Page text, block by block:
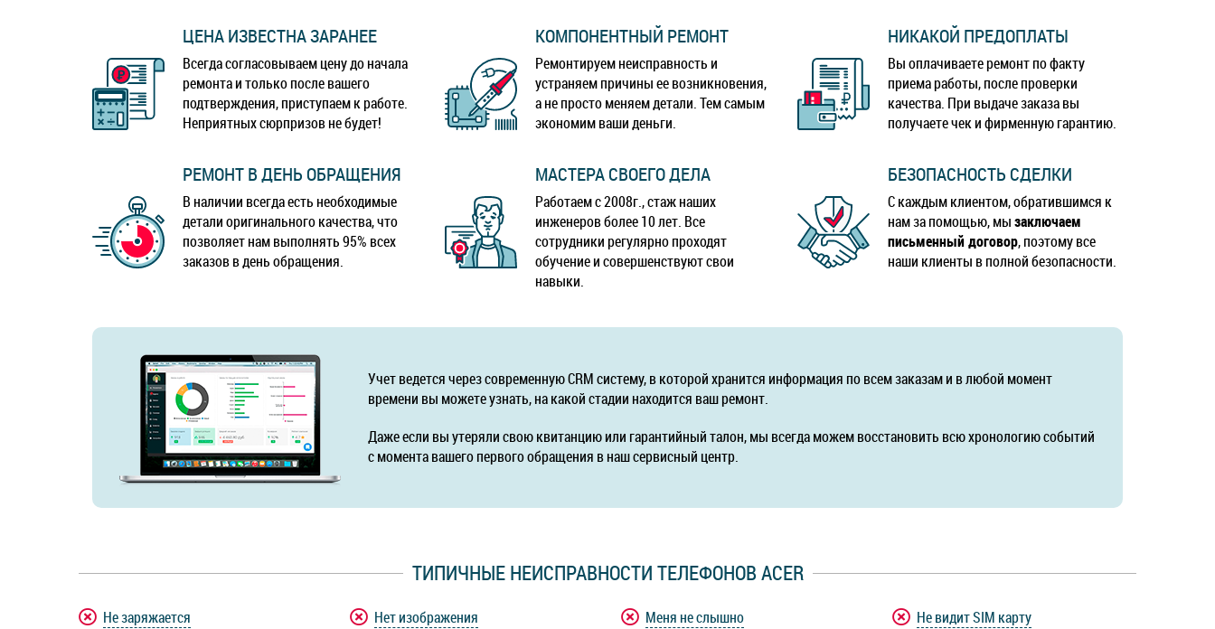
ЦЕНА ИЗВЕСТНА ЗАРАНЕЕ
Всегда согласовываем цену до начала
ремонта и только после вашего
подтверждения, приступаем к работе.
Неприятных сюрпризов не будет!
КОМПОНЕНТНЫЙ РЕМОНТ
Ремонтируем неисправность и
устраняем причины ее возникновения,
а не просто меняем детали. Тем самым
экономим ваши деньги.
НИКАКОЙ ПРЕДОПЛАТЫ
Вы оплачиваете ремонт по факту
приема работы, после проверки
качества. При выдаче заказа вы
получаете чек и фирменную гарантию.
РЕМОНТ В ДЕНЬ ОБРАЩЕНИЯ
В наличии всегда есть необходимые
детали оригинального качества, что
позволяет нам выполнять 95% всех
заказов в день обращения.
МАСТЕРА СВОЕГО ДЕЛА
Работаем с 2008г., стаж наших
инженеров более 10 лет. Все
сотрудники регулярно проходят
обучение и совершенствуют свои
навыки.
БЕЗОПАСНОСТЬ СДЕЛКИ
С каждым клиентом, обратившимся к
нам за помощью, мызаключаем
письменный договор, поэтому все
наши клиенты в полной безопасности.
Учет ведется через современную CRM систему, в которой хранится информация по всем заказам и в любой момент
времени вы можете узнать, на какой стадии находится ваш ремонт.
Даже если вы утеряли свою квитанцию или гарантийный талон, мы всегда можем восстановить всю хронологию событий
с момента вашего первого обращения в наш сервисный центр.
ТИПИЧНЫЕ НЕИСПРАВНОСТИ ТЕЛЕФОНОВ ACER
Не заряжается
Нет изображения
Меня не слышно
Не видит SIM карту